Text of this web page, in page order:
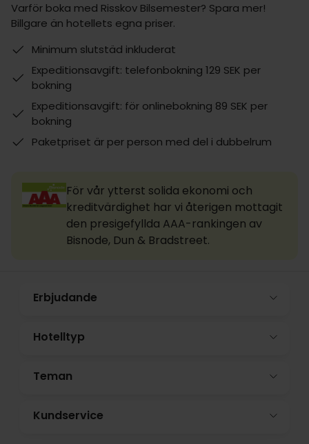
Varför boka med Risskov Bilsemester? Spara mer!
Billgare än hotellets egna priser.
Minimum slutstäd inkluderat
Expeditionsavgift: telefonbokning 129 SEK per
bokning
Expeditionsavgift: för onlinebokning 89 SEK per
bokning
Paketpriset är per person med del i dubbelrum
För vår ytterst solida ekonomi och
kreditvärdighet har vi återigen mottagit
den presigefyllda AAA-rankingen av
Bisnode, Dun & Bradstreet.
Erbjudande
Hotelltyp
Teman
Kundservice